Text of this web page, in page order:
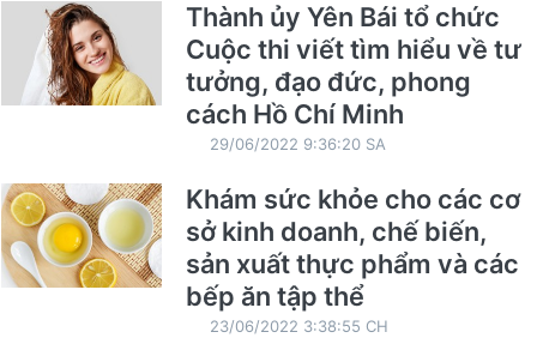
Thành ủy Yên Bái tổ chức
Cuộc thi viết tìm hiểu về tư
tưởng, đạo đức, phong
cách Hồ Chí Minh
29/06/2022 9:36:20 SA
Khám sức khỏe cho các cơ
sở kinh doanh, chế biến,
sản xuất thực phẩm và các
bếp ăn tập thể
23/06/2022 3:38:55 CH